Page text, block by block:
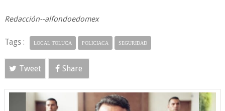
Redacción--alfondoedomex
Tags : LOCAL TOLUCA POLICIACA SEGURIDAD
Tweet Share